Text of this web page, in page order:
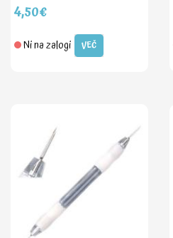
4,50€
Ni na zalogi VEČ